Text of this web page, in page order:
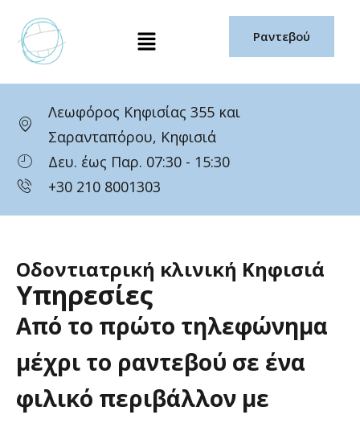
στο
περιεχόμενο
Μενού Ραντεβού
Λεωφόρος Κηφισίας 355 και
Σαρανταπόρου, Κηφισιά
Δευ. έως Παρ. 07:30 - 15:30
+30 210 8001303
Οδοντιατρική κλινική Κηφισιά
Υπηρεσίες
Από το πρώτο τηλεφώνημα
μέχρι το ραντεβού σε ένα
φιλικό περιβάλλον με